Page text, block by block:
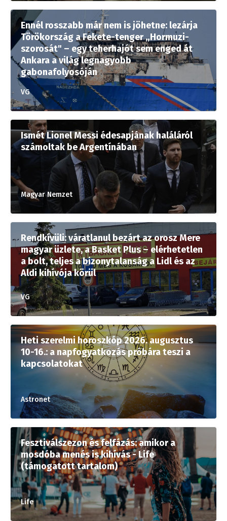
Ennél rosszabb már nem is jöhetne: lezárja
Törökország a Fekete-tenger „Hormuzi-
szorosát" – egy teherhajót sem enged át
Ankara a világ legnagyobb
gabonafolyosóján
VG
Ismét Lionel Messi édesapjának haláláról
számoltak be Argentínában
Magyar Nemzet
Rendkívüli: váratlanul bezárt az orosz Mere
magyar üzlete, a Basket Plus – elérhetetlen
a bolt, teljes a bizonytalanság a Lidl és az
Aldi kihívója körül
VG
Heti szerelmi horoszkóp 2026. augusztus
10-16.: a napfogyatkozás próbára teszi a
kapcsolatokat
Astronet
Fesztiválszezon és felfázás: amikor a
mosdóba menés is kihívás - Life
(támogatott tartalom)
Life